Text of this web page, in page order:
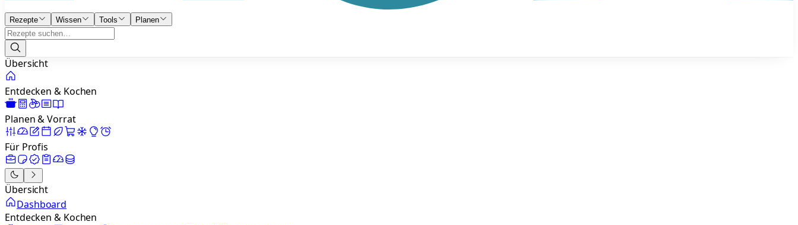
Rezepte Wissen Tools Planen
Übersicht
Entdecken & Kochen
Planen & Vorrat
Für Profis
Übersicht
Dashboard
Entdecken & Kochen